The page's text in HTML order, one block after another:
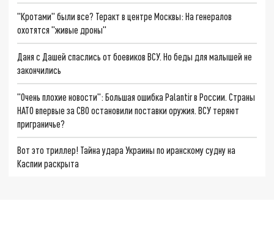
"Кротами" были все? Теракт в центре Москвы: На генералов
охотятся "живые дроны"
Даня с Дашей спаслись от боевиков ВСУ. Но беды для малышей не
закончились
"Очень плохие новости": Большая ошибка Palantir в России. Страны
НАТО впервые за СВО остановили поставки оружия. ВСУ теряют
приграничье?
Вот это триллер! Тайна удара Украины по иранскому судну на
Каспии раскрыта